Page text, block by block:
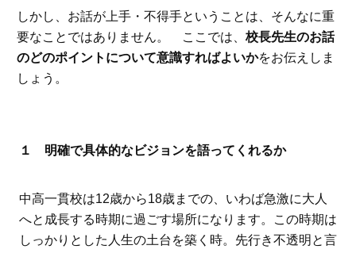
しかし、お話が上手・不得手ということは、そんなに重
要なことではありません。 ここでは、 校長先生のお話
のどのポイントについて意識すればよいかをお伝えしま
しょう。
１ 明確で具体的なビジョンを語ってくれるか
中高一貫校は12歳から18歳までの、いわば急激に大人
へと成長する時期に過ごす場所になります。この時期は
しっかりとした人生の土台を築く時。先行き不透明と言